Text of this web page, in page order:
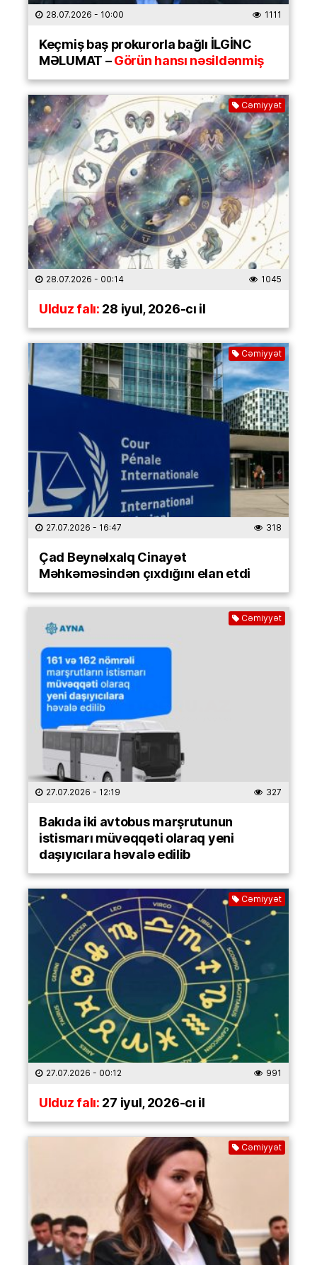
28.07.2026 - 10:00 1111
Keçmiş baş prokurorla bağlı İLGİNC
MƏLUMAT –Görün hansı nəsildənmiş
Cəmiyyət
28.07.2026 - 00:14 1045
Ulduz falı:28 iyul, 2026-cı il
Cəmiyyət
27.07.2026 - 16:47 318
Çad Beynəlxalq Cinayət
Məhkəməsindən çıxdığını elan etdi
Cəmiyyət
27.07.2026 - 12:19 327
Bakıda iki avtobus marşrutunun
istismarı müvəqqəti olaraq yeni
daşıyıcılara həvalə edilib
Cəmiyyət
27.07.2026 - 00:12 991
Ulduz falı:27 iyul, 2026-cı il
Cəmiyyət